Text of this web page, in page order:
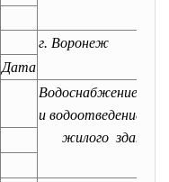
г. Воронеж
Дата
Водоснабжение
и водоотведение
жилого здания